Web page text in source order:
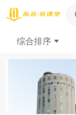
综合排序